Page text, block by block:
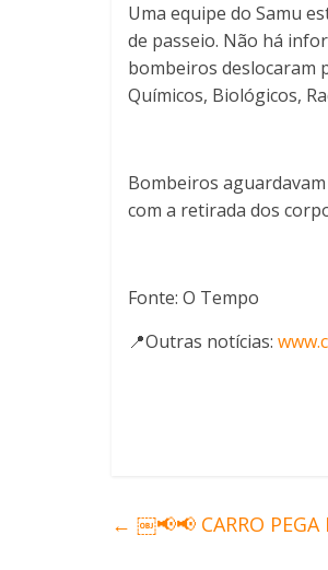
Uma equipe do Samu
de passeio. Não há
bombeiros deslocaram
Químicos, Biológicos,
Bombeiros
com a retirada dos
Fonte: O Tempo
📍Outras notícias:
← ￼📢📢 CARRO PEGA